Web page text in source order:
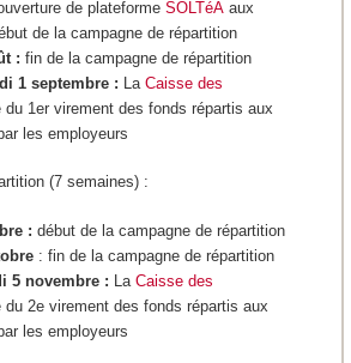
de plateforme SOLTéA aux
de la campagne de répartition
: fin de la campagne de répartition
1 septembre : La Caisse des
du 1er virement des fonds répartis aux
les employeurs
(7 semaines) :
: début de la campagne de répartition
: fin de la campagne de répartition
5 novembre : La Caisse des
du 2e virement des fonds répartis aux
les employeurs